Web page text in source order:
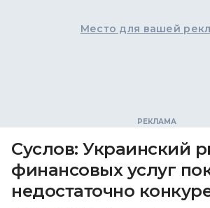
Место для вашей
Суслов: Украинский
финансовых услуг
недостаточно